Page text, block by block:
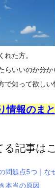
た方。
いいのか分か
で知って欲しい
情報のま
る記事は
問題点5つ｜な
本当の原因